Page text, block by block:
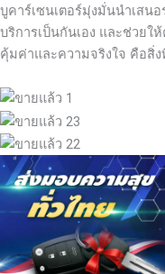
บูคาร์เซนเตอร์มุ่งมั่นนำเส
บริการเป็นกันเอง และช่วยใ
คุ้มค่าและความจริงใจ คือสิ่